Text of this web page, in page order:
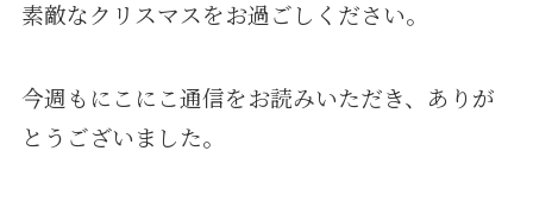
素敵なクリスマスをお過ごしください。
今週もにこにこ通信をお読みいただき、ありが
とうございました。